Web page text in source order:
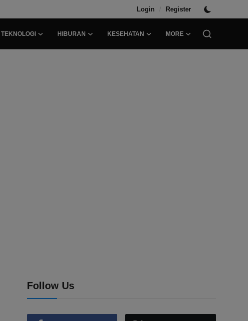
Login / Register
TEKNOLOGI HIBURAN KESEHATAN MORE
Follow Us